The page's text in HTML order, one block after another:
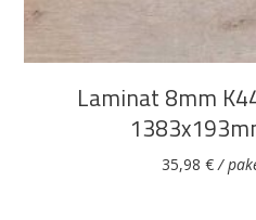
Laminat 8mm
35,98 €/